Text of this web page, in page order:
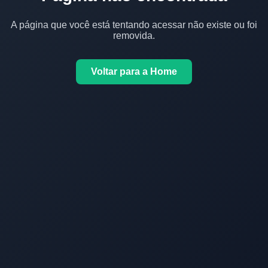
A página que você está tentando acessar não existe ou foi
removida.
Voltar para a Home